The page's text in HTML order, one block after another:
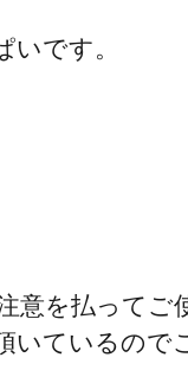
です。
を払ってご
いているので